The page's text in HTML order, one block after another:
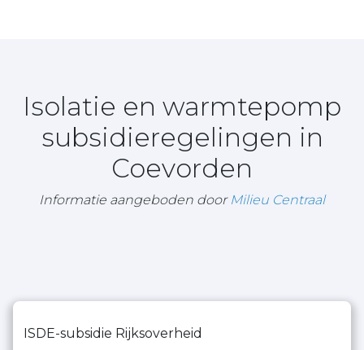
Isolatie en warmtepomp
subsidieregelingen in
Coevorden
Informatie aangeboden door Milieu Centraal
ISDE-subsidie Rijksoverheid